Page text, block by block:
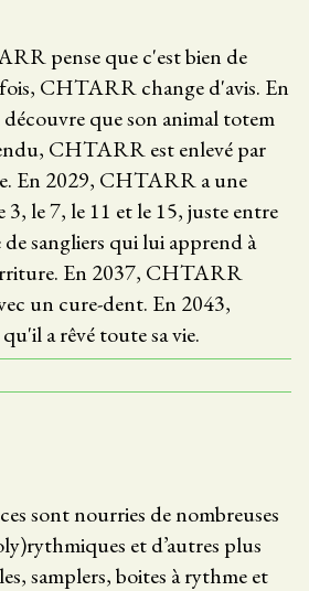
pense que c'est bien de
CHTARR change d'avis. En
que son animal totem
CHTARR est enlevé par
En 2029, CHTARR a une
le 7, le 11 et le 15, juste entre
sangliers qui lui apprend à
En 2037, CHTARR
un cure-dent. En 2043,
a rêvé toute sa vie.
sont nourries de nombreuses
et d’autres plus
samplers, boites à rythme et